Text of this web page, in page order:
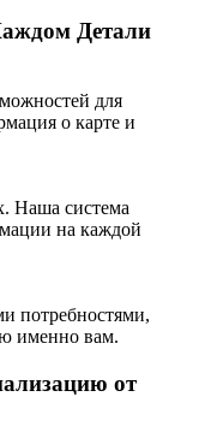
Детали
для
о карте и
Наша система
на каждой
потребностями,
именно вам.
от